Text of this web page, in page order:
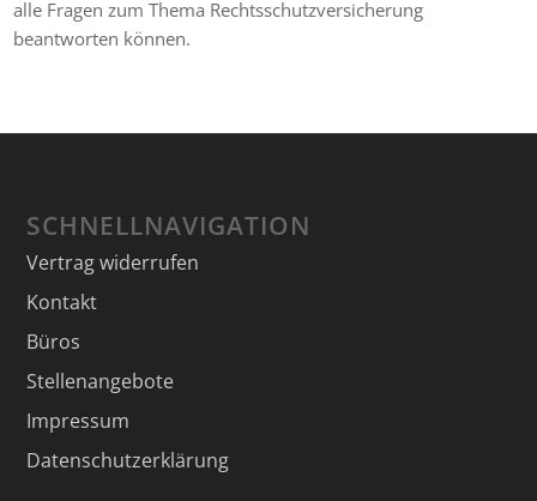
alle Fragen zum Thema Rechtsschutzversicherung
beantworten können.
SCHNELLNAVIGATION
Vertrag widerrufen
Kontakt
Büros
Stellenangebote
Impressum
Datenschutzerklärung